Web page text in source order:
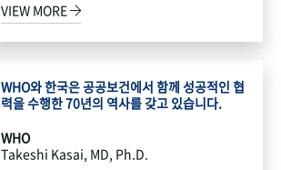
VIEW MORE
WHO와 한국은 공공보건에서 함께 성공적인 협
력을 수행한 70년의 역사를 갖고 있습니다.
WHO
Takeshi Kasai, MD, Ph.D.